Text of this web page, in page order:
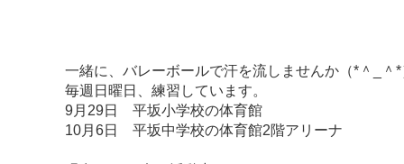
一緒に、バレーボールで汗を流しませんか（*＾_＾*
毎週日曜日、練習しています。
9月29日 平坂小学校の体育館
10月6日 平坂中学校の体育館2階アリーナ